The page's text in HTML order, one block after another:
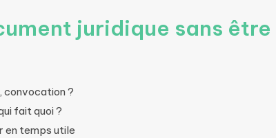
juridique sans être
convocation ?
fait quoi ?
en temps utile